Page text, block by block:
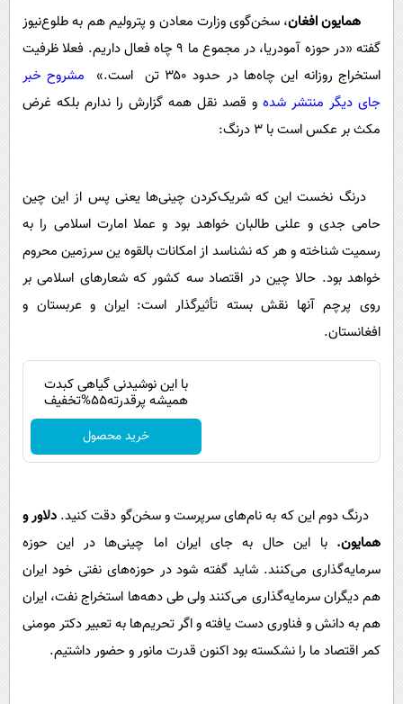
همایون افغان، سخن‌گوی وزارت معادن و پترولیم هم به طلوع‌نیوز
گفته «‌در حوزه آمو‌دریا، در مجموع ما ۹ چاه فعال داریم. فعلا ظرفیت
استخراج روزانه این چاه‌ها در حدود ۳۵۰ تن است.»
مشروح خبر
جای دیگر منتشر شده و قصد نقل همه گزارش را ندارم بلکه غرض
مکث بر عکس است با 3 درنگ:
درنگ نخست این که شریک‌کردن چینی‌ها یعنی پس از این چین
حامی جدی و علنی طالبان خواهد بود و عملا امارت اسلامی را به
رسمیت شناخته و هر که نشناسد از امکانات بالقوه ین سرزمین محروم
خواهد بود. حالا چین در اقتصاد سه کشور که شعارهای اسلامی بر
روی پرچم آنها نقش بسته تأثیرگذار است: ایران و عربستان و
افغانستان.
با این نوشیدنی گیاهی کبدت
همیشه پرقدرته55%تخفیف
خرید محصول
درنگ دوم این که به نام‌های سرپرست و سخن‌گو دقت کنید. دلاور و
همایون. با این حال به جای ایران اما چینی‌ها در این حوزه
سرمایه‌گذاری می‌کنند. شاید گفته شود در حوزه‌های نفتی خود ایران
هم دیگران سرمایه‌گذاری می‌کنند ولی طی دهه‌ها استخراج نفت، ایران
هم به دانش و فناوری دست یافته و اگر تحریم‌ها به تعبیر دکتر مومنی
کمر اقتصاد ما را نشکسته بود اکنون قدرت مانور و حضور داشتیم.